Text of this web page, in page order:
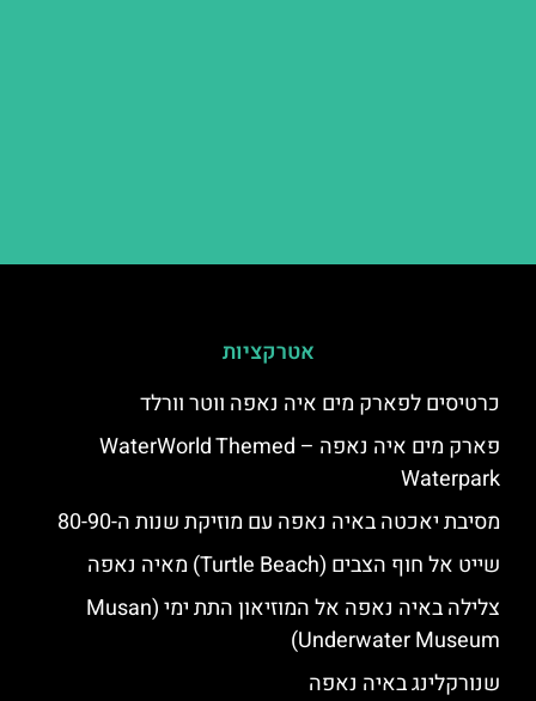
אטרקציות
כרטיסים לפארק מים איה נאפה ווטר וורלד
פארק מים איה נאפה – ‪‪WaterWorld Themed
Waterpark‬‬
מסיבת יאכטה באיה נאפה עם מוזיקת שנות ה-80-90
שייט אל חוף הצבים (Turtle Beach) מאיה נאפה
צלילה באיה נאפה אל המוזיאון התת ימי (Musan
Underwater Museum)
שנורקלינג באיה נאפה